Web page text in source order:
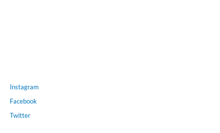
Instagram
Facebook
Twitter